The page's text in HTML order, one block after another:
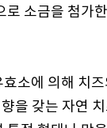
소금을 첨가
소에 의해 치
을 갖는 자연